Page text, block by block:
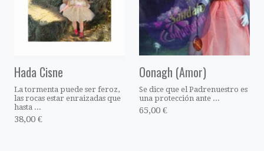
Hada Cisne
La tormenta puede ser feroz,
las rocas estar enraizadas que
hasta ...
38,00 €
Oonagh (Amor)
Se dice que el Padrenuestro es
una protección ante ...
65,00 €